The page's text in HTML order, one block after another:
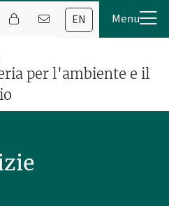
EN
per l'ambiente e il